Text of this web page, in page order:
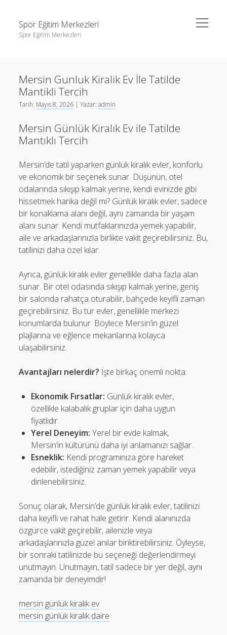
Spor Eğitim Merkezleri
Spor Eğitim Merkezleri
menüyü
aç
Sayfa Listesi
Şifresiz Instagram Beğeni Arttırma
Liste
Şifresiz Instagram Beğeni Arttırma
Mersin Gunluk Kiralik Ev İle Tatilde
Mantikli Tercih
Tarih: Mayıs 8, 2026 | Yazar:admin
Mersin Günlük Kiralık Ev ile Tatilde
Mantıklı Tercih
Mersin’de tatil yaparken günlük kiralık evler, konforlu
ve ekonomik bir seçenek sunar. Düşünün, otel
odalarında sıkışıp kalmak yerine, kendi evinizde gibi
hissetmek harika değil mi? Günlük kiralık evler, sadece
bir konaklama alanı değil, aynı zamanda bir yaşam
alanı sunar. Kendi mutfaklarınızda yemek yapabilir,
aile ve arkadaşlarınızla birlikte vakit geçirebilirsiniz. Bu,
tatilinizi daha özel kılar.
Ayrıca, günlük kiralık evler genellikle daha fazla alan
sunar. Bir otel odasında sıkışıp kalmak yerine, geniş
bir salonda rahatça oturabilir, bahçede keyifli zaman
geçirebilirsiniz. Bu tür evler, genellikle merkezi
konumlarda bulunur. Böylece Mersin’in güzel
plajlarına ve eğlence mekanlarına kolayca
ulaşabilirsiniz.
Avantajları nelerdir? İşte birkaç önemli nokta:
Ekonomik Fırsatlar: Günlük kiralık evler,
özellikle kalabalık gruplar için daha uygun
fiyatlıdır.
Yerel Deneyim: Yerel bir evde kalmak,
Mersin’in kültürünü daha iyi anlamanızı sağlar.
Esneklik: Kendi programınıza göre hareket
edebilir, istediğiniz zaman yemek yapabilir veya
dinlenebilirsiniz.
Sonuç olarak, Mersin’de günlük kiralık evler, tatilinizi
daha keyifli ve rahat hale getirir. Kendi alanınızda
özgürce vakit geçirebilir, ailenizle veya
arkadaşlarınızla güzel anılar biriktirebilirsiniz. Öyleyse,
bir sonraki tatilinizde bu seçeneği değerlendirmeyi
unutmayın. Unutmayın, tatil sadece bir yer değil, aynı
zamanda bir deneyimdir!
mersin günlük kiralık ev
mersin günlük kiralık daire